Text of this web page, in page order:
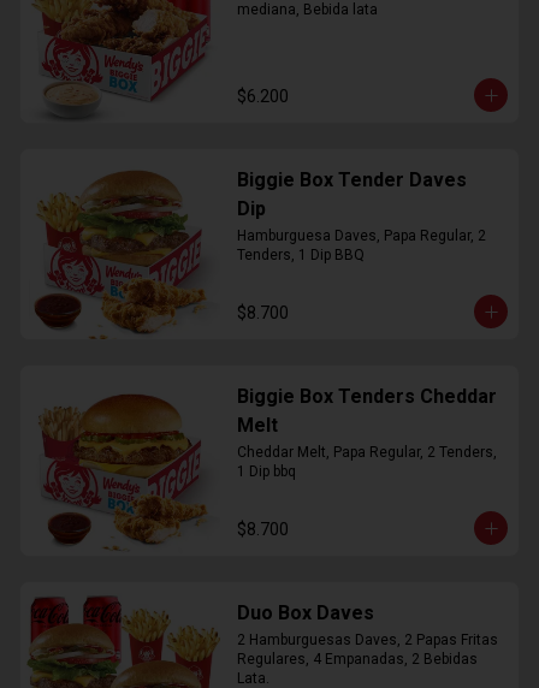
mediana, Bebida lata
$6.200
Biggie Box Tender Daves
Dip
Hamburguesa Daves, Papa Regular, 2
Tenders, 1 Dip BBQ
$8.700
Biggie Box Tenders Cheddar
Melt
Cheddar Melt, Papa Regular, 2 Tenders,
1 Dip bbq
$8.700
Duo Box Daves
2 Hamburguesas Daves, 2 Papas Fritas
Regulares, 4 Empanadas, 2 Bebidas
Lata.